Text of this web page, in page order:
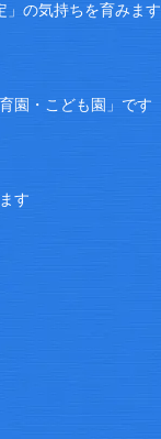
の気持ちを育みます
園・こども園」です
す